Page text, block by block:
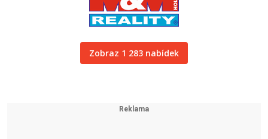
Zobraz 1 283 nabídek